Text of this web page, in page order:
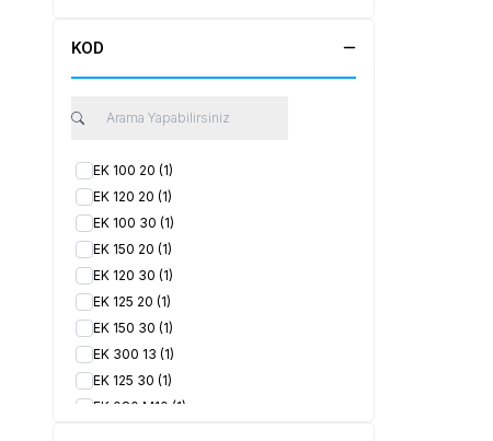
KOD
EK 100 20 (1)
EK 120 20 (1)
EK 100 30 (1)
EK 150 20 (1)
EK 120 30 (1)
EK 125 20 (1)
EK 150 30 (1)
EK 300 13 (1)
EK 125 30 (1)
EK 080 M10 (1)